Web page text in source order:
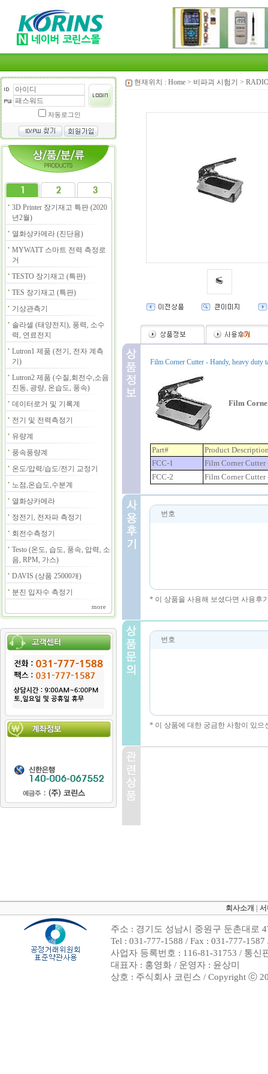
자동로그인
3D Printer 장기재고 특판 (2020
년2월)
열화상카메라 (진단용)
MYWATT 스마트 전력 측정로
거
TESTO 장기재고 (특판)
TES 장기재고 (특판)
기상관측기
솔라셀 (태양전지), 풍력, 소수
력, 연료전지
Lutron1 제품 (전기, 전자 계측
기)
Lutron2 제품 (수질,회전수,소음
진동, 광량, 온습도, 풍속)
데이터로거 및 기록계
전기 및 전력측정기
유량계
풍속풍량계
온도/압력/습도/전기 교정기
노점,온습도,수분계
열화상카메라
정전기, 전자파 측정기
회전수측정기
Testo (온도, 습도, 풍속, 압력, 소
음, RPM, 가스)
DAVIS (상품 25000개)
분진 입자수 측정기
more
현재위치 : Home > 비파괴 시험기 >
(0)
Film Corner Cutter - Handy, heavy duty
Film
Part#
Product
FCC-1
Film Corner Cutter
FCC-2
Film Corner Cutter
번호
* 이 상품을 사용해 보셨다면 사용후
번호
* 이 상품에 대한 궁금한 사항이 있
회사소개
주소 : 경기도 성남시 중원구 둔촌대로
Tel : 031-777-1588 / Fax : 031-777-
사업자 등록번호 : 116-81-31753 / 통신
대표자 : 홍영화 / 운영자 : 윤상미
상호 : 주식회사 코린스 / Copyright ⓒ